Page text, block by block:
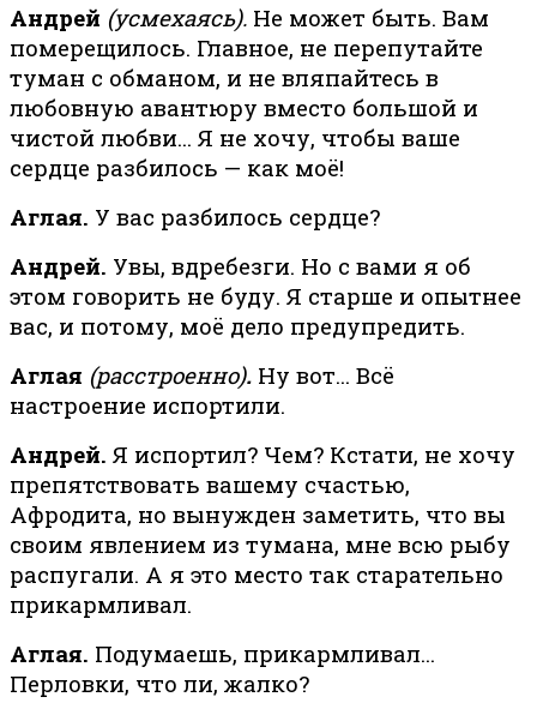
Андрей (усмехаясь). Не может быть. Вам
померещилось. Главное, не перепутайте
туман с обманом, и не вляпайтесь в
любовную авантюру вместо большой и
чистой любви… Я не хочу, чтобы ваше
сердце разбилось — как моё!
Аглая. У вас разбилось сердце?
Андрей. Увы, вдребезги. Но с вами я об
этом говорить не буду. Я старше и опытнее
вас, и потому, моё дело предупредить.
Аглая (расстроенно). Ну вот… Всё
настроение испортили.
Андрей. Я испортил? Чем? Кстати, не хочу
препятствовать вашему счастью,
Афродита, но вынужден заметить, что вы
своим явлением из тумана, мне всю рыбу
распугали. А я это место так старательно
прикармливал.
Аглая. Подумаешь, прикармливал…
Перловки, что ли, жалко?